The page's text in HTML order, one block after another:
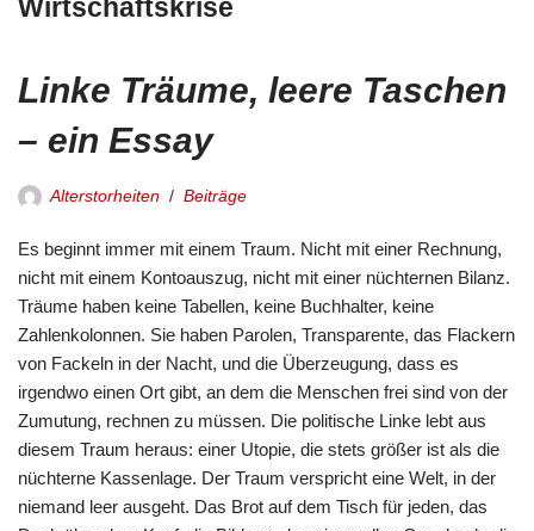
Wirtschaftskrise
Linke Träume, leere Taschen
– ein Essay
Alterstorheiten Beiträge
Es beginnt immer mit einem Traum. Nicht mit einer Rechnung,
nicht mit einem Kontoauszug, nicht mit einer nüchternen Bilanz.
Träume haben keine Tabellen, keine Buchhalter, keine
Zahlenkolonnen. Sie haben Parolen, Transparente, das Flackern
von Fackeln in der Nacht, und die Überzeugung, dass es
irgendwo einen Ort gibt, an dem die Menschen frei sind von der
Zumutung, rechnen zu müssen. Die politische Linke lebt aus
diesem Traum heraus: einer Utopie, die stets größer ist als die
nüchterne Kassenlage. Der Traum verspricht eine Welt, in der
niemand leer ausgeht. Das Brot auf dem Tisch für jeden, das